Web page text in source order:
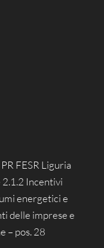
FESR Liguria
2.1.2 Incentivi
energetici e
delle imprese e
– pos. 28